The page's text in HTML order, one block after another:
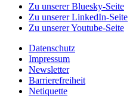
Zu unserer Bluesky-Seite
Zu unserer LinkedIn-Seite
Zu unserer Youtube-Seite
Datenschutz
Impressum
Newsletter
Barrierefreiheit
Netiquette